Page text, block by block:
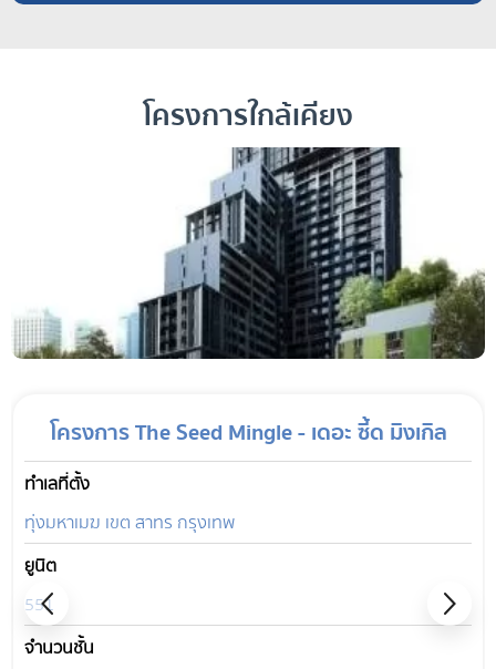
โครงการใกล้เคียง
โครงการ The Seed Mingle - เดอะ ซี้ด มิงเกิล
ทำเลที่ตั้ง
ทุ่งมหาเมฆ เขต สาทร กรุงเทพ
ยูนิต
551
จำนวนชั้น